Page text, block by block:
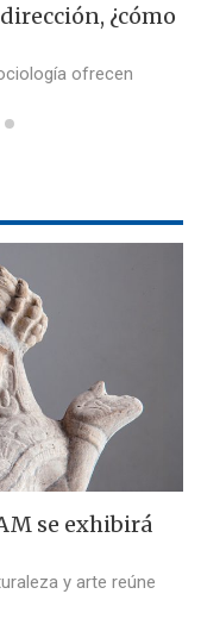
¿cómo
ofrecen
se exhibirá
y arte reúne